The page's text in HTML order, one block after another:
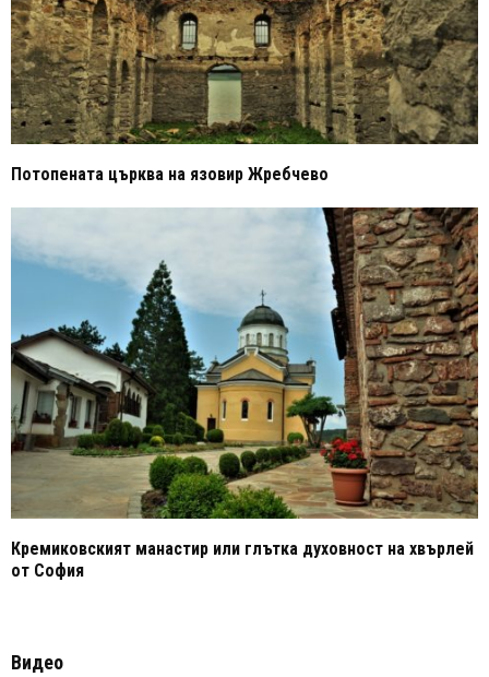
Потопената църква на язовир Жребчево
Кремиковският манастир или глътка духовност на хвърлей
от София
Видео